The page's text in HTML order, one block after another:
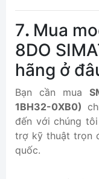
7. Mua
8DO
hãng ở
Bạn cần mua
1BH32-0XB0)
đến với chúng
trợ kỹ thuật trọn
quốc.